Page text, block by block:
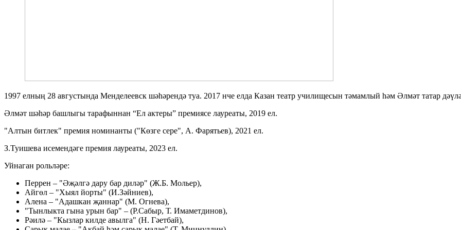
1997 елның 28 августында Менделеевск шәhәрендә туа. 2017 нче елда Казан театр училищесын тәмамлый hәм Әлмәт татар
Әлмәт шәһәр башлыгы тарафыннан “Ел актеры” премиясе лауреаты, 2019 ел.
"Алтын битлек" премия номинанты ("Көзге сере", А. Фарятьев), 2021 ел.
З.Туишева исемендәге премия лауреаты, 2023 ел.
Уйнаган рольләре:
Перрен – "Әҗәлгә дару бар диләр" (Ж.Б. Мольер),
Айгөл – "Хыял йорты" (И.Зәйниев),
Алена – "Адашкан җаннар" (М. Огнева),
"Тынлыкта гына урын бар" – (Р.Сабыр, Т. Имаметдинов),
Рәилә – "Кызлар килде авылга" (Н. Гәетбай),